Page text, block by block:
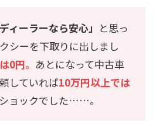
ディーラーなら安心」 と思っ
シーを下取りに出しまし
0円。 あとになって中古車
していれば10万円以上では
ョックでした……。